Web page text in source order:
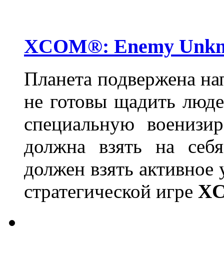
XCOM®: Enemy
Планета подвержена
не готовы щадить
специальную
должна взять на
должен взять
стратегической игре